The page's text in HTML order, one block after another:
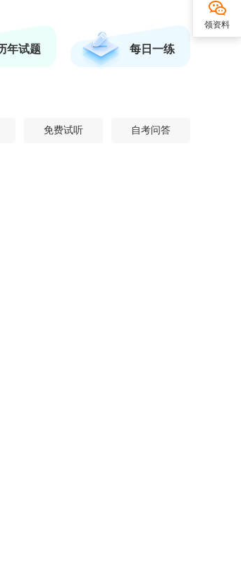
年试题 每日一练
免费试听 自考问答
领资料